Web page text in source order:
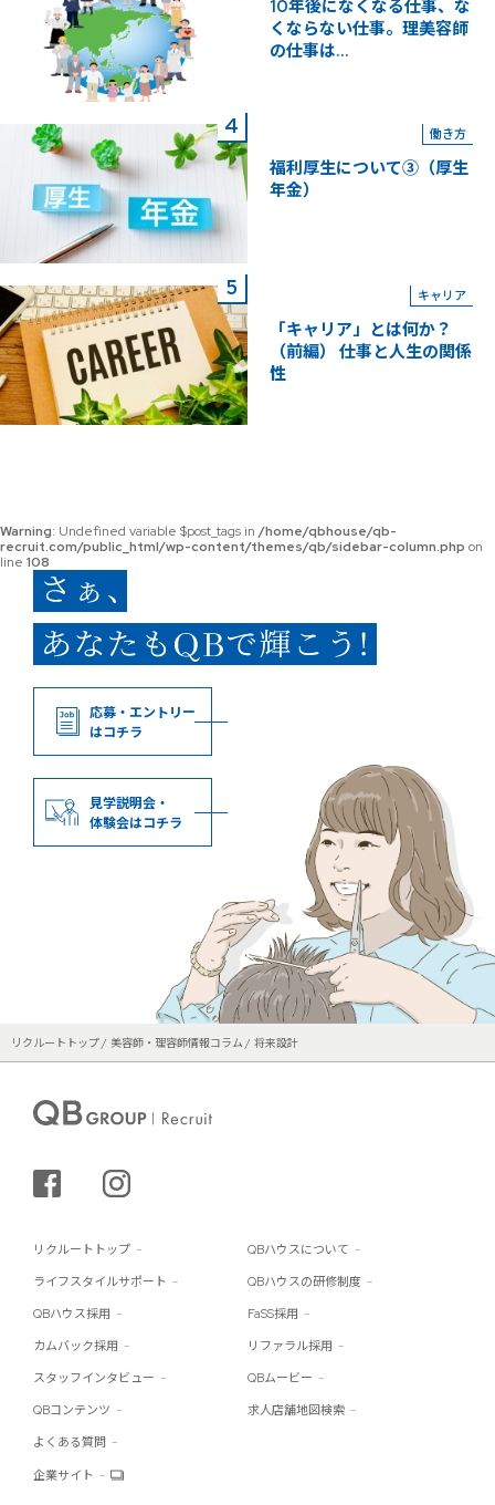
10年後になくなる仕事、な
くならない仕事。理美容師
の仕事は...
働き方
福利厚生について③（厚生
年金）
キャリア
「キャリア」とは何か？
（前編） 仕事と人生の関係
性
Warning: Undefined variable $post_tags in /home/qbhouse/qb-
recruit.com/public_html/wp-content/themes/qb/sidebar-column.php on
line 108
応募・エントリー
はコチラ
見学説明会・
体験会はコチラ
リクルートトップ 美容師・理容師情報コラム 将来設計
シェアする
リクルートトップ QBハウスについて
ライフスタイルサポート QBハウスの研修制度
QBハウス採用 FaSS採用
カムバック採用 リファラル採用
スタッフインタビュー QBムービー
QBコンテンツ 求人店舗地図検索
よくある質問
企業サイト